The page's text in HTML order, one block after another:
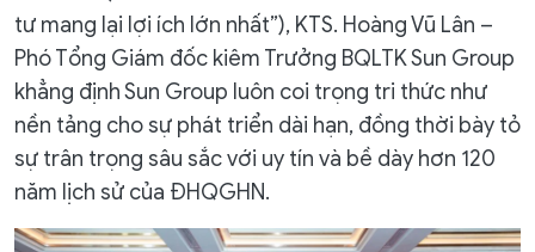
tư mang lại lợi ích lớn nhất”), KTS. Hoàng Vũ Lân –
Phó Tổng Giám đốc kiêm Trưởng BQLTK Sun Group
khẳng định Sun Group luôn coi trọng tri thức như
nền tảng cho sự phát triển dài hạn, đồng thời bày tỏ
sự trân trọng sâu sắc với uy tín và bề dày hơn 120
năm lịch sử của ĐHQGHN.